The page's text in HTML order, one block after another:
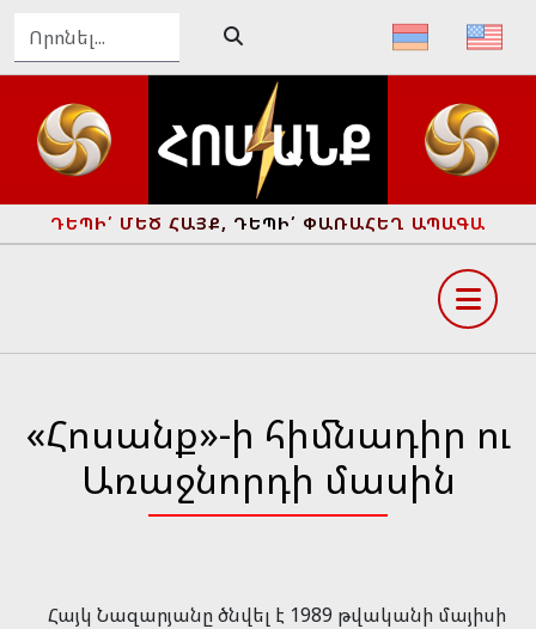
ԴԵՊԻ՛ ՄԵԾ ՀԱՅՔ, ԴԵՊԻ՛ ՓԱՌԱՀԵՂ ԱՊԱԳԱ
«Հոսանք»-ի հիմնադիր ու
Առաջնորդի մասին
Հայկ Նազարյանը ծնվել է 1989 թվականի մայիսի